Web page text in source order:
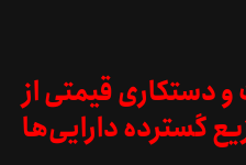
دستکاری قیمتی از
گسترده دارایی‌ها